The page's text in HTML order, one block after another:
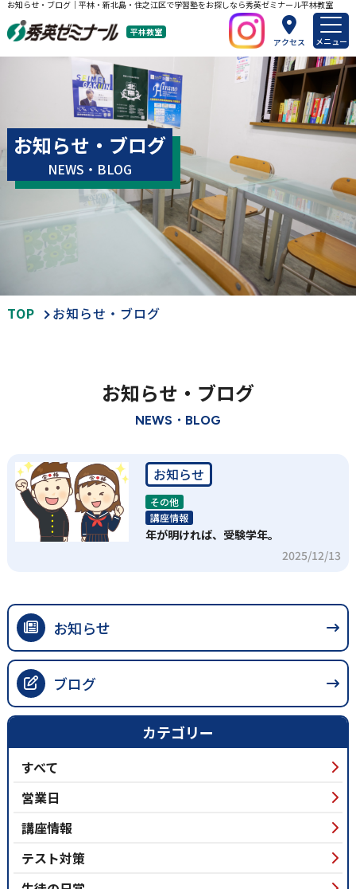
お知らせ・ブログ｜平林・新北島・住之江区で学習塾をお探しなら秀英ゼミナール平林教室
平林教室
アクセス
メニュー
お知らせ・ブログ
NEWS・BLOG
TOP お知らせ・ブログ
お知らせ・ブログ
NEWS・BLOG
お知らせ
その他
講座情報
年が明ければ、受験学年。
2025/12/13
お知らせ
ブログ
カテゴリー
すべて
営業日
講座情報
テスト対策